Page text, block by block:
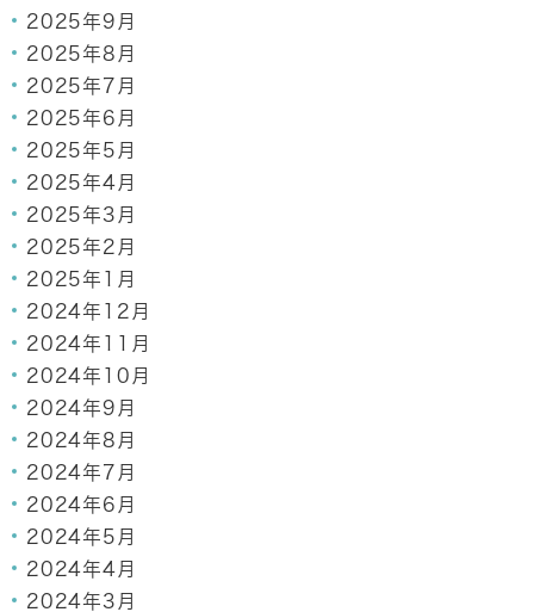
2025年9月
2025年8月
2025年7月
2025年6月
2025年5月
2025年4月
2025年3月
2025年2月
2025年1月
2024年12月
2024年11月
2024年10月
2024年9月
2024年8月
2024年7月
2024年6月
2024年5月
2024年4月
2024年3月